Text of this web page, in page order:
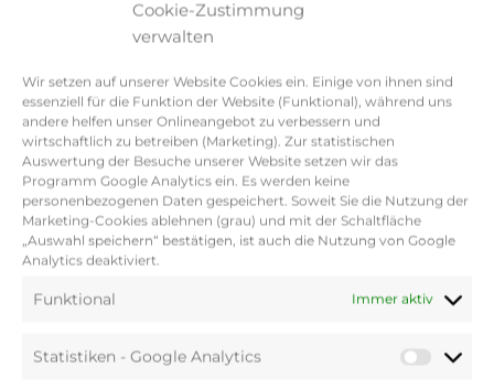
Cookie-Zustimmung
verwalten
Wir setzen auf unserer Website Cookies ein. Einige von ihnen sind
essenziell für die Funktion der Website (Funktional), während uns
andere helfen unser Onlineangebot zu verbessern und
wirtschaftlich zu betreiben (Marketing). Zur statistischen
Auswertung der Besuche unserer Website setzen wir das
Programm Google Analytics ein. Es werden keine
personenbezogenen Daten gespeichert. Soweit Sie die Nutzung der
Marketing-Cookies ablehnen (grau) und mit der Schaltfläche
„Auswahl speichern“ bestätigen, ist auch die Nutzung von Google
Analytics deaktiviert.
Funktional Immer aktiv
Statistiken - Google Analytics
Produktsicherheit
Ähnliche Produkte